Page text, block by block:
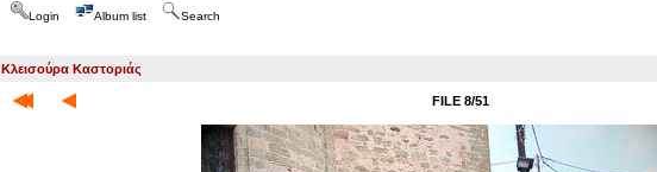
Login Album list Search
Κλεισούρα Καστοριάς
FILE 8/51